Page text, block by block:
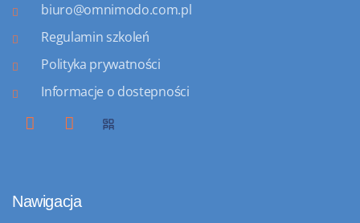
biuro@omnimodo.com.pl
Regulamin szkoleń
Polityka prywatności
Informacje o dostepności
Nawigacja